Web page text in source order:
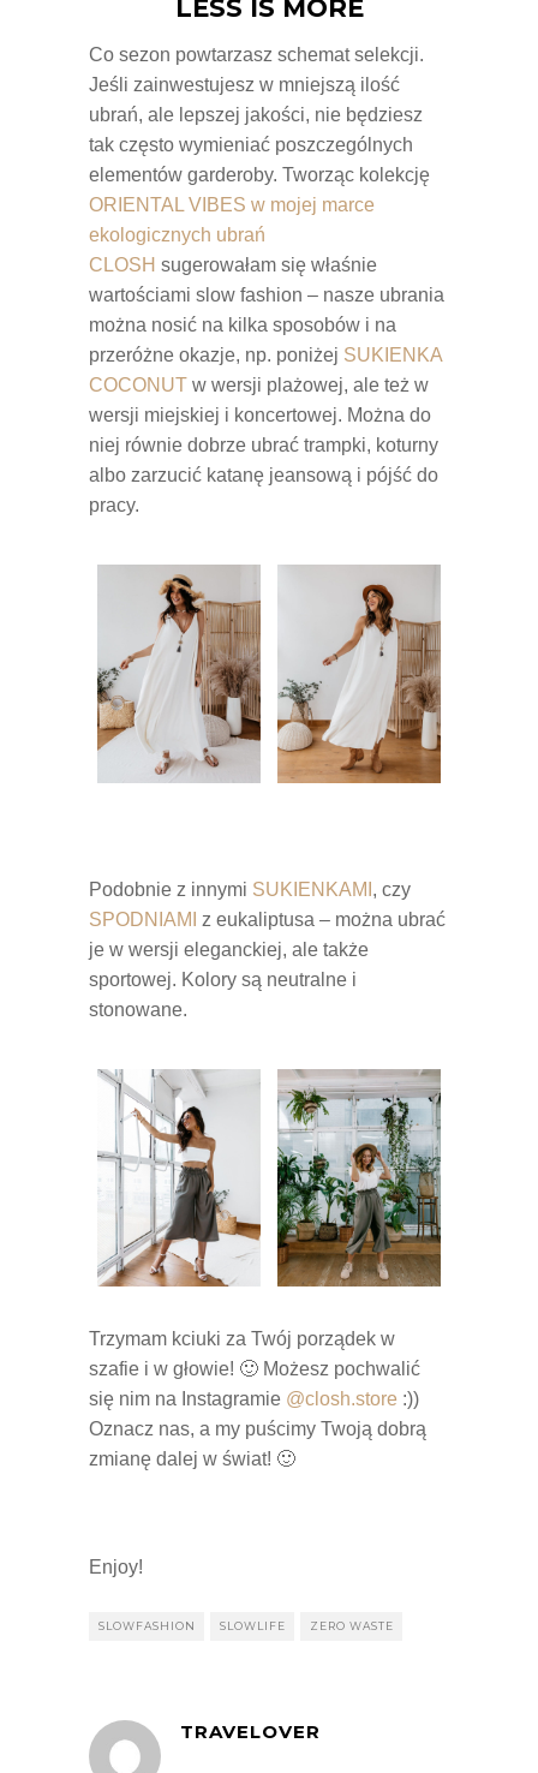
LESS IS MORE
Co sezon powtarzasz schemat selekcji.
Jeśli zainwestujesz w mniejszą ilość
ubrań, ale lepszej jakości, nie będziesz
tak często wymieniać poszczególnych
elementów garderoby. Tworząc kolekcję
ORIENTAL VIBES w mojej marce
ekologicznych ubrań
CLOSH sugerowałam się właśnie
wartościami slow fashion – nasze ubrania
można nosić na kilka sposobów i na
przeróżne okazje, np. poniżej SUKIENKA
COCONUT w wersji plażowej, ale też w
wersji miejskiej i koncertowej. Można do
niej równie dobrze ubrać trampki, koturny
albo zarzucić katanę jeansową i pójść do
pracy.
Podobnie z innymi SUKIENKAMI , czy
SPODNIAMI
z eukaliptusa – można ubrać
je w wersji eleganckiej, ale także
sportowej. Kolory są neutralne i
stonowane.
Trzymam kciuki za Twój porządek w
szafie i w głowie! 🙂 Możesz pochwalić
się nim na Instagramie @closh.store :))
Oznacz nas, a my puścimy Twoją dobrą
zmianę dalej w świat! 🙂
Enjoy!
SLOWFASHION SLOWLIFE ZERO WASTE
TRAVELOVER